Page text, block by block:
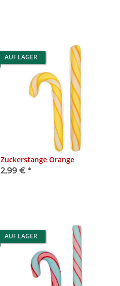
AUF LAGER
Zuckerstange Orange
2,99 € *
AUF LAGER